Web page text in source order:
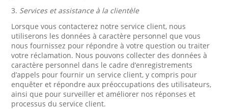
3. Services et assistance à la clientèle
Lorsque vous contacterez notre service client, nous
utiliserons les données à caractère personnel que vous
nous fournissez pour répondre à votre question ou traiter
votre réclamation. Nous pouvons collecter des données à
caractère personnel dans le cadre d’enregistrements
d’appels pour fournir un service client, y compris pour
enquêter et répondre aux préoccupations des utilisateurs,
ainsi que pour surveiller et améliorer nos réponses et
processus du service client.